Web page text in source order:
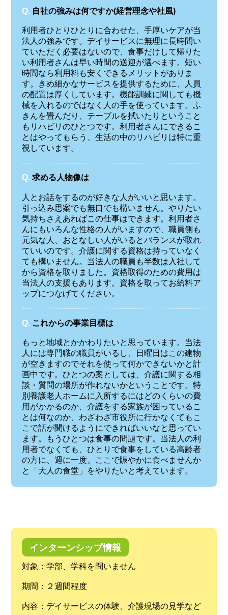
Q. 自社の強みは何ですか(経営理念や社風)
利用者ひとりひとりに合わせた、手厚いケアが当
法人の強みです。デイサービスに無理に長時間い
ていただく必要はないので、食事だけして帰りた
い利用者さんは早い時間の送迎が選べます。短い
時間なら利用料も安くできるメリットがありま
す。きめ細かなサービスを提供するために、人員
の配置は厚くしています。機能訓練に関しても機
械を入れるのではなく人の手を使っています。ふ
きんを畳んだり、テーブルを拭いたりということ
もリハビリのひとつです。利用者さんにできるこ
とはやってもらう、生活の中のリハビリは特に重
視しています。
Q. 求める人物像は
人とお話をするのが好きな人がいいと思います。
引っ込み思案でも無口でも構いません。やりたい
気持ちさえあればこの仕事はできます。利用者さ
んにもいろんな性格の人がいますので、職員側も
元気な人、おとなしい人がいるとバランスが取れ
ていいのです。介護に関する資格は持っていなく
ても構いません。当法人の職員も半数は入社して
から資格を取りました。資格取得のための費用は
当法人の支援もあります。資格を取ってお給料ア
ップにつなげてください。
Q. これからの事業目標は
もっと地域とかかわりたいと思っています。当法
人には専門職の職員がいるし、日曜日はこの建物
が空きますのでそれを使って何かできないかと計
画中です。ひとつの案としては、介護に関する相
談・質問の場所が作れないかということです。特
別養護老人ホームに入所するにはどのくらいの費
用がかかるのか、介護をする家族が困っているこ
とは何なのか、わざわざ市役所に行かなくてもこ
こで話が聞けるようにできればいいなと思ってい
ます。もうひとつは食事の問題です。当法人の利
用者でなくても、ひとりで食事をしている高齢者
の方に、週に一度、ここで賑やかに食べませんか
と「大人の食堂」をやりたいと考えています。
インターンシップ情報
対象：学部、学科を問いません
期間：２週間程度
内容：デイサービスの体験、介護現場の見学など